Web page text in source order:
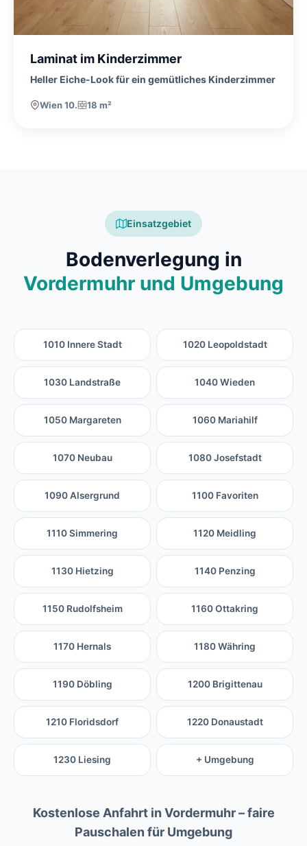
Laminat im Kinderzimmer
Heller Eiche-Look für ein gemütliches Kinderzimmer
Wien 10. 18 m²
Einsatzgebiet
Bodenverlegung in
Vordermuhr und Umgebung
1010 Innere Stadt 1020 Leopoldstadt
1030 Landstraße 1040 Wieden
1050 Margareten 1060 Mariahilf
1070 Neubau 1080 Josefstadt
1090 Alsergrund 1100 Favoriten
1110 Simmering 1120 Meidling
1130 Hietzing 1140 Penzing
1150 Rudolfsheim 1160 Ottakring
1170 Hernals 1180 Währing
1190 Döbling 1200 Brigittenau
1210 Floridsdorf 1220 Donaustadt
1230 Liesing + Umgebung
Kostenlose Anfahrt in Vordermuhr – faire
Pauschalen für Umgebung